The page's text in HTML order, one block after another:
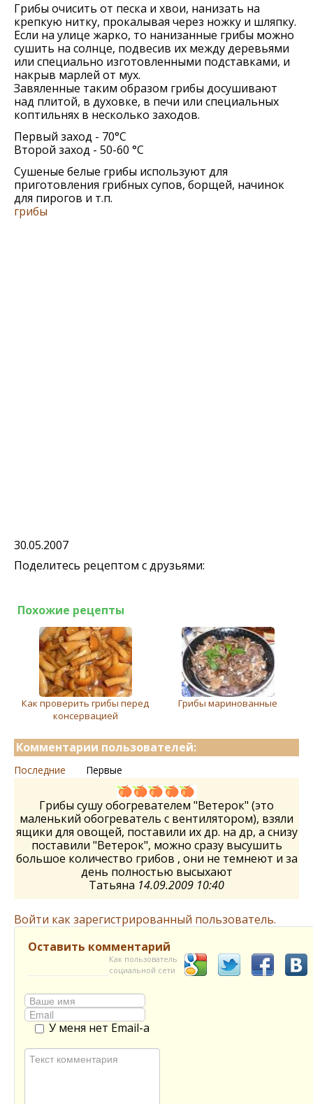
Грибы очисить от песка и хвои, нанизать на
крепкую нитку, прокалывая через ножку и шляпку.
Если на улице жарко, то нанизанные грибы можно
сушить на солнце, подвесив их между деревьями
или специально изготовленными подставками, и
накрыв марлей от мух.
Завяленные таким образом грибы досушивают
над плитой, в духовке, в печи или специальных
коптильнях в несколько заходов.
Первый заход - 70°C
Второй заход - 50-60 °C
Сушеные белые грибы используют для
приготовления грибных супов, борщей, начинок
для пирогов и т.п.
грибы
30.05.2007
Поделитесь рецептом с друзьями:
Похожие рецепты
Как проверить грибы перед
консервацией
Грибы маринованные
Комментарии пользователей:
Последние Первые
Грибы сушу обогревателем "Ветерок" (это
маленький обогреватель с вентилятором), взяли
ящики для овощей, поставили их др. на др, а снизу
поставили "Ветерок", можно сразу высушить
большое количество грибов , они не темнеют и за
день полностью высыхают
Татьяна 14.09.2009 10:40
Войти как зарегистрированный пользователь.
Оставить комментарий
Как пользователь
социальной сети
У меня нет Email-а